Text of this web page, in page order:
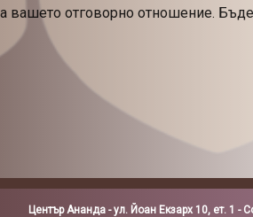
вашето отговорно отношение.
Център Ананда - ул. Йоан Екзарх 10, ет. 1 -